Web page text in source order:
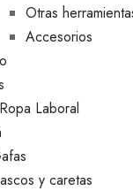
Otras
Accesorios
Laboral
y caretas